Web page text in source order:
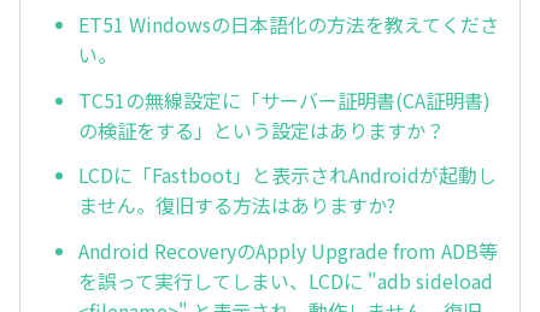
ET51 Windowsの日本語化の方法を教えてくださ
い。
TC51の無線設定に「サーバー証明書(CA証明書)
の検証をする」という設定はありますか？
LCDに「Fastboot」と表示されAndroidが起動し
ません。復旧する方法はありますか?
Android RecoveryのApply Upgrade from ADB等
を誤って実行してしまい、LCDに "adb sideload